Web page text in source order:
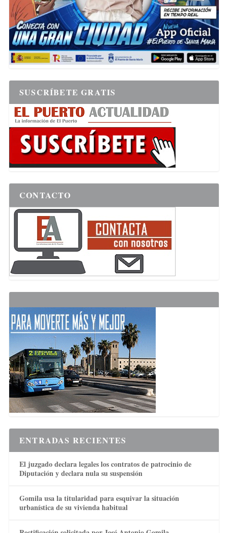
SUSCRÍBETE GRATIS
CONTACTO
ENTRADAS RECIENTES
El juzgado declara legales los contratos de patrocinio de
Diputación y declara nula su suspensión
Gomila usa la titularidad para esquivar la situación
urbanística de su vivienda habitual